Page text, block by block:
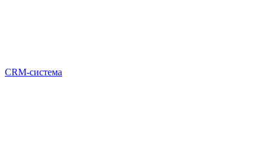
CRM-система